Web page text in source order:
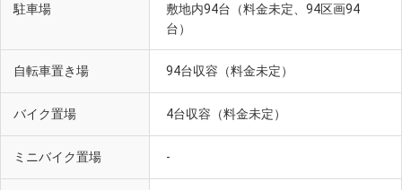
駐車場
敷地内94台（料金未定、94区画94
台）
自転車置き場 94台収容（料金未定）
バイク置場 4台収容（料金未定）
ミニバイク置場 -